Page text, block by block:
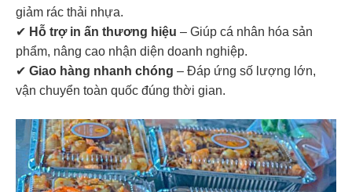
giảm rác thải nhựa.
✔ Hỗ trợ in ấn thương hiệu – Giúp cá nhân hóa sản
phẩm, nâng cao nhận diện doanh nghiệp.
✔ Giao hàng nhanh chóng – Đáp ứng số lượng lớn,
vận chuyển toàn quốc đúng thời gian.